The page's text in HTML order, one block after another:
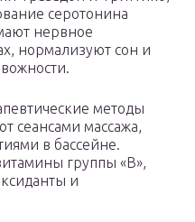
серотонина
нервное
нормализуют сон и
методы
сеансами массажа,
в бассейне.
группы «В»,
и